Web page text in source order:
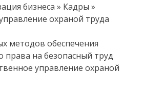
бизнеса » Кадры »
охраной труда
методов обеспечения
права на безопасный труд
управление охраной